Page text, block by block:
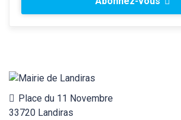
Place du 11 Novembre
33720 Landiras